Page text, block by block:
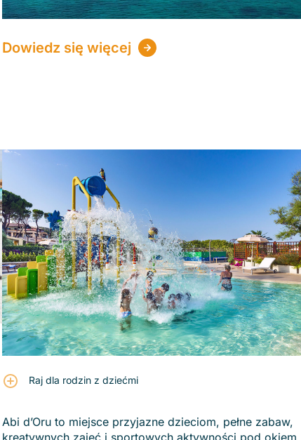
Dowiedz się więcej
Raj dla rodzin z dziećmi
Abi d’Oru to miejsce przyjazne dzieciom, pełne zabaw,